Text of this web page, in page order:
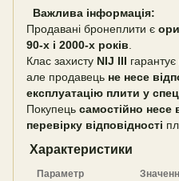
Важлива інформація:
Продавані бронеплити є
90-х і 2000-х років
Клас захисту NIJ III гарантує
але продавець не несе
експлуатацію плити у
Покупець самостійно несе
перевірку відповідності
Характеристики
Параметр